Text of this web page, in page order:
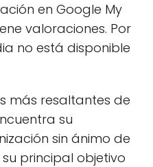
en Google My
valoraciones. Por
no está disponible
más resaltantes de
su
sin ánimo de
principal objetivo